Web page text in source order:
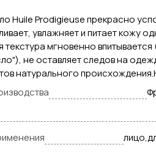
Huile Prodigieuse прекрасно
увлажняет и питает кожу
текстура мгновенно
не оставляет следов на
натурального